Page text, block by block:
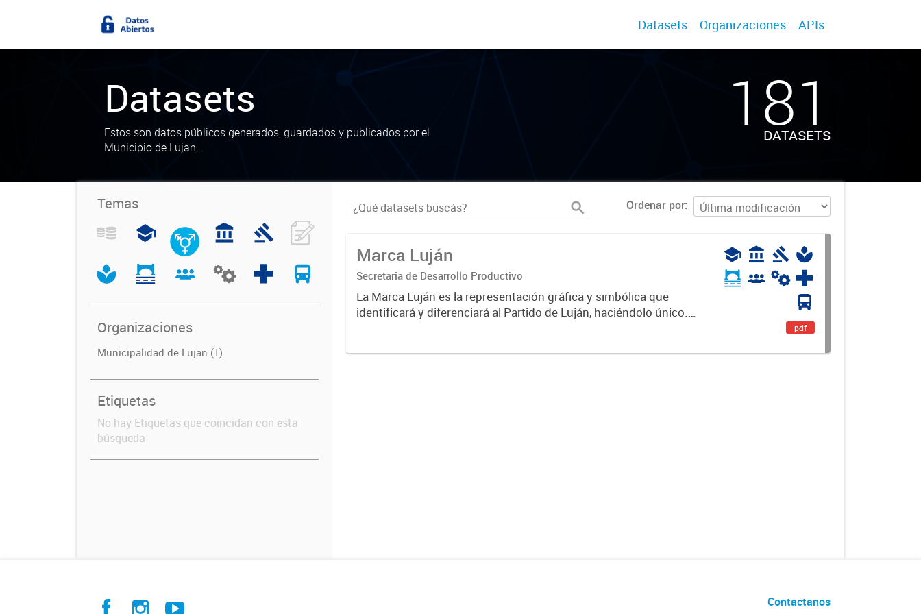
Datasets Organizaciones APIs
Datasets
Estos son datos públicos generados, guardados y publicados por el
Municipio de Lujan.
181
DATASETS
Temas
Organizaciones
Municipalidad de Lujan (1)
Etiquetas
No hay Etiquetas que coincidan con esta
búsqueda
Ordenar por
Marca Luján
Secretaria de Desarrollo Productivo
La Marca Luján es la representación gráfica y simbólica que
identificará y diferenciará al Partido de Luján, haciéndolo único.
pdf
Contactanos